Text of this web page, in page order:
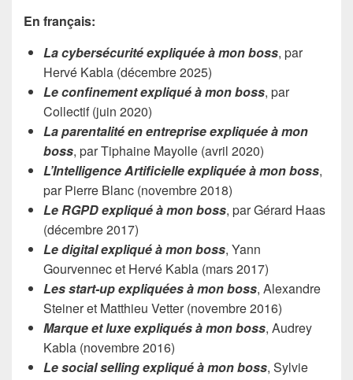
En français:
La cybersécurité expliquée à mon boss, par
Hervé Kabla (décembre 2025)
Le confinement expliqué à mon boss, par
Collectif (juin 2020)
La parentalité en entreprise expliquée à mon
boss, par Tiphaine Mayolle (avril 2020)
L’Intelligence Artificielle expliquée à mon boss,
par Pierre Blanc (novembre 2018)
Le RGPD expliqué à mon boss, par Gérard Haas
(décembre 2017)
Le digital expliqué à mon boss, Yann
Gourvennec et Hervé Kabla (mars 2017)
Les start-up expliquées à mon boss, Alexandre
Steiner et Matthieu Vetter (novembre 2016)
Marque et luxe expliqués à mon boss, Audrey
Kabla (novembre 2016)
Le social selling expliqué à mon boss, Sylvie